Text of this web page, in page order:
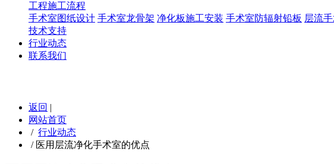
工程施工流程
手术室图纸设计 手术室龙骨架 净化板施工安装 手术室防辐射铅板 层流
技术支持
行业动态
联系我们
返回 |
网站首页
/ 行业动态
/ 医用层流净化手术室的优点